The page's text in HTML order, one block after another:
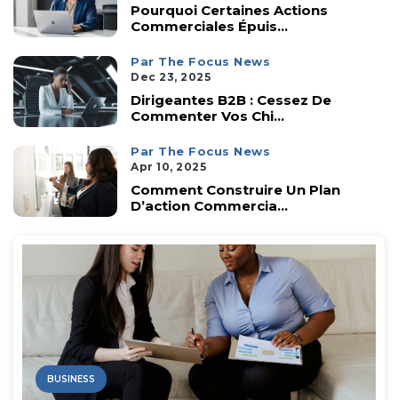
Pourquoi Certaines Actions
Commerciales Épuis...
Par The Focus News
Dec 23, 2025
Dirigeantes B2B : Cessez De
Commenter Vos Chi...
Par The Focus News
Apr 10, 2025
Comment Construire Un Plan
D’action Commercia...
BUSINESS